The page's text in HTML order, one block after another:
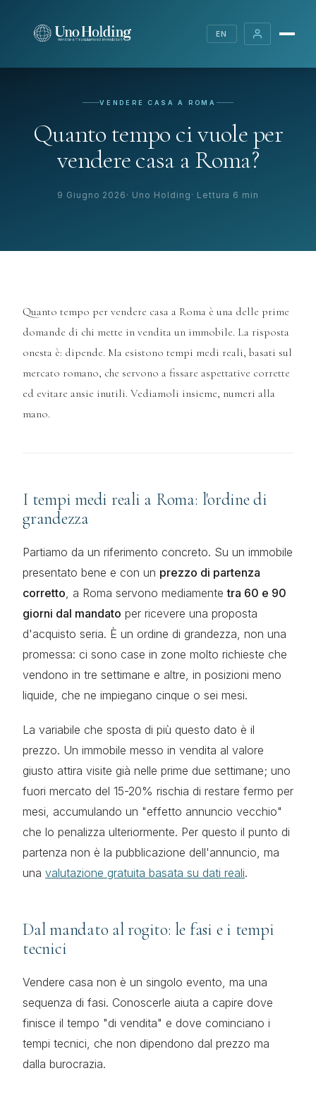
EN
VENDERE CASA A ROMA
Quanto tempo ci vuole per
vendere casa a Roma?
9 Giugno 2026 Uno Holding Lettura 6 min
Quanto tempo per vendere casa a Roma è una delle prime
domande di chi mette in vendita un immobile. La risposta
onesta è: dipende. Ma esistono tempi medi reali, basati sul
mercato romano, che servono a fissare aspettative corrette
ed evitare ansie inutili. Vediamoli insieme, numeri alla
mano.
I tempi medi reali a Roma: l'ordine di
grandezza
Partiamo da un riferimento concreto. Su un immobile
presentato bene e con un prezzo di partenza
corretto, a Roma servono mediamentetra 60 e 90
giorni dal mandato per ricevere una proposta
d'acquisto seria. È un ordine di grandezza, non una
promessa: ci sono case in zone molto richieste che
vendono in tre settimane e altre, in posizioni meno
liquide, che ne impiegano cinque o sei mesi.
La variabile che sposta di più questo dato è il
prezzo. Un immobile messo in vendita al valore
giusto attira visite già nelle prime due settimane; uno
fuori mercato del 15-20% rischia di restare fermo per
mesi, accumulando un "effetto annuncio vecchio"
che lo penalizza ulteriormente. Per questo il punto di
partenza non è la pubblicazione dell'annuncio, ma
una valutazione gratuita basata su dati reali.
Dal mandato al rogito: le fasi e i tempi
tecnici
Vendere casa non è un singolo evento, ma una
sequenza di fasi. Conoscerle aiuta a capire dove
finisce il tempo "di vendita" e dove cominciano i
tempi tecnici, che non dipendono dal prezzo ma
dalla burocrazia.